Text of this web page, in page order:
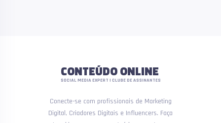
CONTEÚDO ONLINE
SOCIAL MEDIA EXPERT | CLUBE DE ASSINANTES
Conecte-se com profissionais de Marketing
Digital, Criadores Digitais e Influencers. Faça